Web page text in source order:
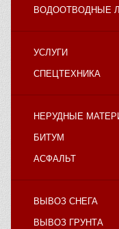
ВОДООТВОДНЫЕ
УСЛУГИ
СПЕЦТЕХНИКА
НЕРУДНЫЕ
БИТУМ
АСФАЛЬТ
ВЫВОЗ СНЕГА
ВЫВОЗ ГРУНТА